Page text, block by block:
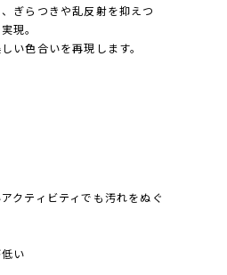
ぎらつきや乱反射を抑えつ
現。
い色合いを再現します。
クティビティでも汚れをぬぐ
い